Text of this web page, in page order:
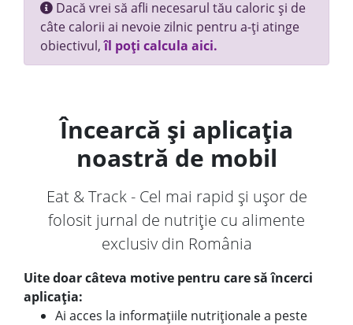
Dacă vrei să afli necesarul tău caloric și de
câte calorii ai nevoie zilnic pentru a-ți atinge
obiectivul,îl poți calcula aici.
Încearcă și aplicația
noastră de mobil
Eat & Track - Cel mai rapid și ușor de
folosit jurnal de nutriție cu alimente
exclusiv din România
Uite doar câteva motive pentru care să încerci
aplicația:
Ai acces la informațiile nutriționale a peste